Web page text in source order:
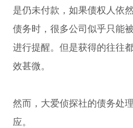
是仍未付款，如果债权人依
债务时，很多公司似乎只能
进行提醒。但是获得的往往
效甚微。
然而，大爱侦探社的债务处
应。